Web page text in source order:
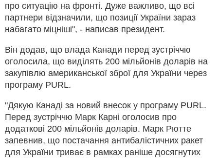
про ситуацію на фронті. Дуже важливо, що всі
партнери відзначили, що позиції України зараз
набагато міцніші", - написав президент.
Він додав, що влада Канади перед зустріччю
оголосила, що виділять 200 мільйонів доларів на
закупівлю американської зброї для України через
програму PURL.
"Дякую Канаді за новий внесок у програму PURL.
Перед зустріччю Марк Карні оголосив про
додаткові 200 мільйонів доларів. Марк Рютте
запевнив, що постачання антибалістичних ракет
для України триває в рамках раніше досягнутих